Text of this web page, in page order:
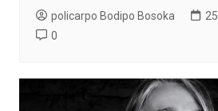
policarpo Bodipo Bosoka
0